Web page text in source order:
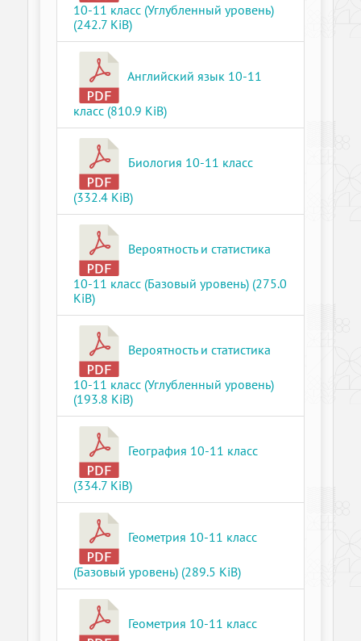
10-11 класс (Углубленный уровень)
(242.7 KiB)
Английский язык 10-11
класс (810.9 KiB)
Биология 10-11 класс
(332.4 KiB)
Вероятность и статистика
10-11 класс (Базовый уровень) (275.0
KiB)
Вероятность и статистика
10-11 класс (Углубленный уровень)
(193.8 KiB)
География 10-11 класс
(334.7 KiB)
Геометрия 10-11 класс
(Базовый уровень) (289.5 KiB)
Геометрия 10-11 класс